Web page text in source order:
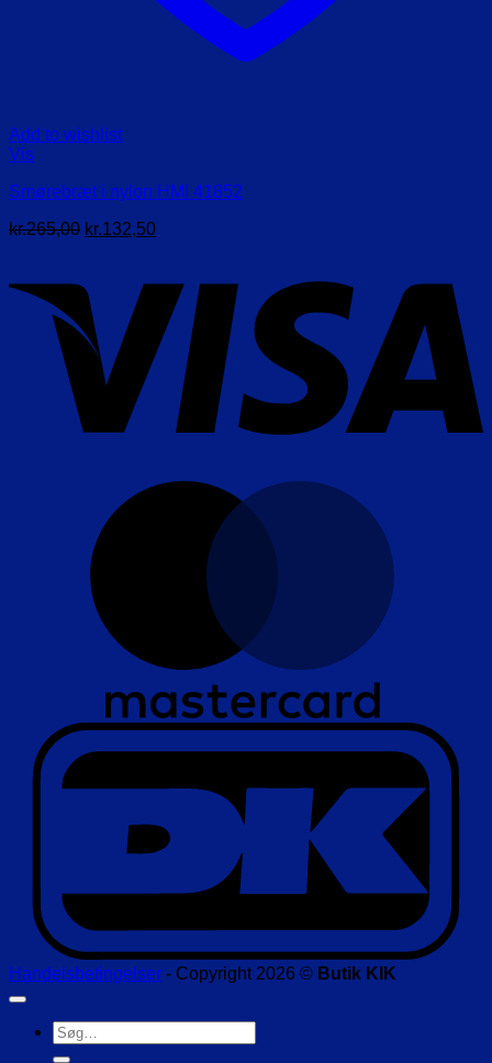
Add to wishlist
Vis
Smørebræt i nylon HMI 41852
kr.265,00 Den
var:
kr.265,00.
kr.132,50Den
er:
kr.132,50.
Handelsbetingelser - Copyright 2026 © Butik KIK
Søg
efter: